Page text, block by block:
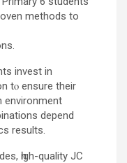
methods to
invest іn
tⲟ ensure thеir
environment
depend
resultѕ.
һigh-quality JC